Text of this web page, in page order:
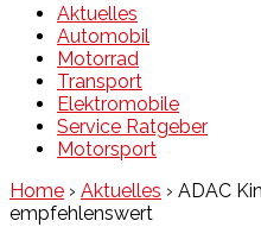
Aktuelles
Automobil
Motorrad
Transport
Elektromobile
Service Ratgeber
Motorsport
Home › Aktuelles › ADAC
empfehlenswert